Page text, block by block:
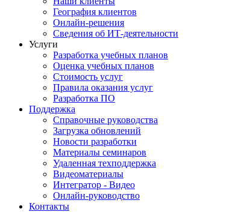
География клиентов
Онлайн-решения
Сведения об ИТ-деятельности
Услуги
Разработка учебных планов
Оценка учебных планов
Стоимость услуг
Правила оказания услуг
Разработка ПО
Поддержка
Справочные руководства
Загрузка обновлений
Новости разработки
Материалы семинаров
Удаленная техподдержка
Видеоматериалы
Интегратор - Видео
Онлайн-руководство
Контакты